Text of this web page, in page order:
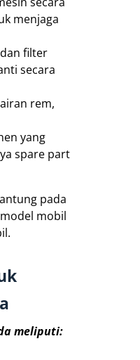
menjaga
filter
secara
rem,
yang
spare part
pada
mobil
meliputi: